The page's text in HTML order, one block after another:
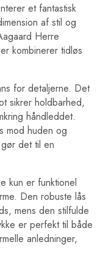
et fantastisk
af stil og
Herre
kombinerer tidløs
for detaljerne. Det
sikrer holdbarhed,
håndleddet.
mod huden og
det til en
kun er funktionel
Den robuste lås
mens den stilfulde
er perfekt til både
anledninger,